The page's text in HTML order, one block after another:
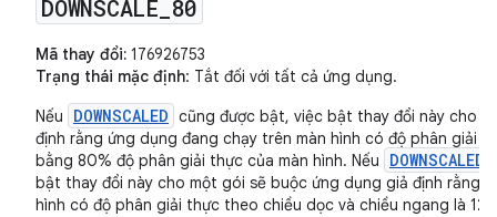
DOWNSCALE 80
Mã thay đổi: 176926753
Trạng thái mặc định: Tắt đối với tất cả ứng dụng.
Nếu
DOWNSCALED cũng được bật, việc bật thay đổi này cho
định rằng ứng dụng đang chạy trên màn hình có độ phân giải
bằng 80% độ phân giải thực của màn hình. Nếu
bật thay đổi này cho một gói sẽ buộc ứng dụng giả định rằng
hình có độ phân giải thực theo chiều dọc và chiều ngang là